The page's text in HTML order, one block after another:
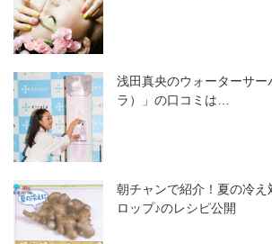
浅田真央のウォーターサー
ラ）」の口コミは…
朝チャンで紹介！夏の冷え
ロップ♪のレシピ公開